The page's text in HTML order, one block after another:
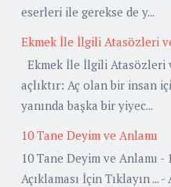
eserleri ile gerekse de y...
Ekmek İle İlgili Atasözleri
Ekmek İle İlgili Atasözleri
açlıktır: Aç olan bir insan
yanında başka bir yiyec...
10 Tane Deyim ve Anlamı
10 Tane Deyim ve Anlamı -
Açıklaması İçin Tıklayın